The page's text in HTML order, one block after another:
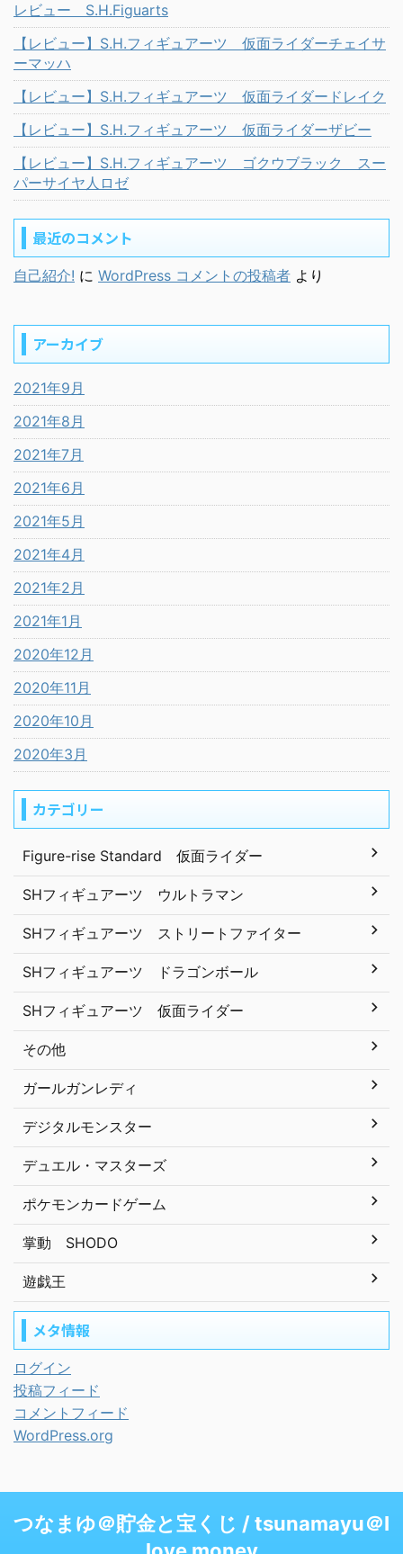
レビュー S.H.Figuarts
【レビュー】S.H.フィギュアーツ 仮面ライダーチェイサ
ーマッハ
【レビュー】S.H.フィギュアーツ 仮面ライダードレイク
【レビュー】S.H.フィギュアーツ 仮面ライダーザビー
【レビュー】S.H.フィギュアーツ ゴクウブラック スー
パーサイヤ人ロゼ
最近のコメント
自己紹介! に WordPress コメントの投稿者 より
アーカイブ
2021年9月
2021年8月
2021年7月
2021年6月
2021年5月
2021年4月
2021年2月
2021年1月
2020年12月
2020年11月
2020年10月
2020年3月
カテゴリー
Figure-rise Standard 仮面ライダー
SHフィギュアーツ ウルトラマン
SHフィギュアーツ ストリートファイター
SHフィギュアーツ ドラゴンボール
SHフィギュアーツ 仮面ライダー
その他
ガールガンレディ
デジタルモンスター
デュエル・マスターズ
ポケモンカードゲーム
掌動 SHODO
遊戯王
メタ情報
ログイン
投稿フィード
コメントフィード
WordPress.org
つなまゆ＠貯金と宝くじ / tsunamayu＠I